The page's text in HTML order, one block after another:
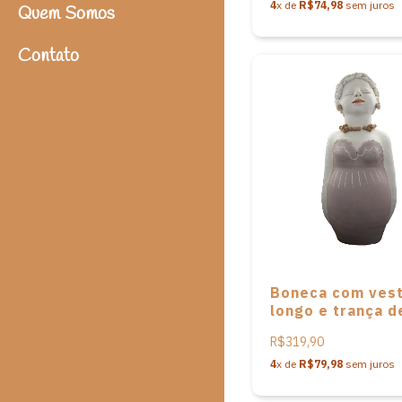
Quem Somos
Contato
4x de R$74,98 sem juros
Boneca com
longo e trança
R$319,90
4x de R$79,98 sem juros